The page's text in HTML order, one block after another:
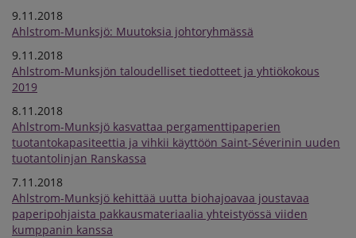
9.11.2018
Ahlstrom-Munksjö: Muutoksia johtoryhmässä
9.11.2018
Ahlstrom-Munksjön taloudelliset tiedotteet ja yhtiökokous
2019
8.11.2018
Ahlstrom-Munksjö kasvattaa pergamenttipaperien
tuotantokapasiteettia ja vihkii käyttöön Saint-Séverinin uuden
tuotantolinjan Ranskassa
7.11.2018
Ahlstrom-Munksjö kehittää uutta biohajoavaa joustavaa
paperipohjaista pakkausmateriaalia yhteistyössä viiden
kumppanin kanssa